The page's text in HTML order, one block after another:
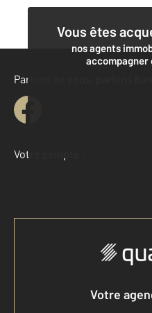
Vous êtes
nos agents
accompagner
Parlons de vous, parlons
Votre compte :
Accéder
Votre